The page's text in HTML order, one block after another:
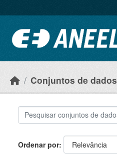
Conjuntos de dados
Ordenar por